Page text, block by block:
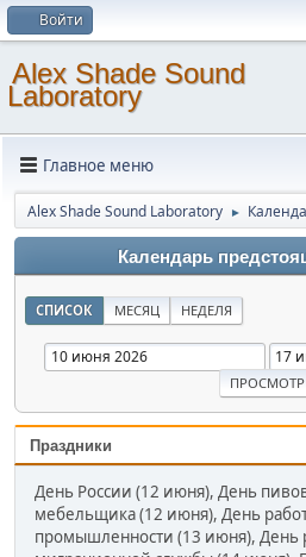
Войти
Alex Shade Sound
Laboratory
Главное меню
Alex Shade Sound Laboratory ►
Календарь
СПИСОК МЕСЯЦ НЕДЕЛЯ
Праздники
День России (12 июня), День
мебельщика (12 июня), День
промышленности (13 июня), День